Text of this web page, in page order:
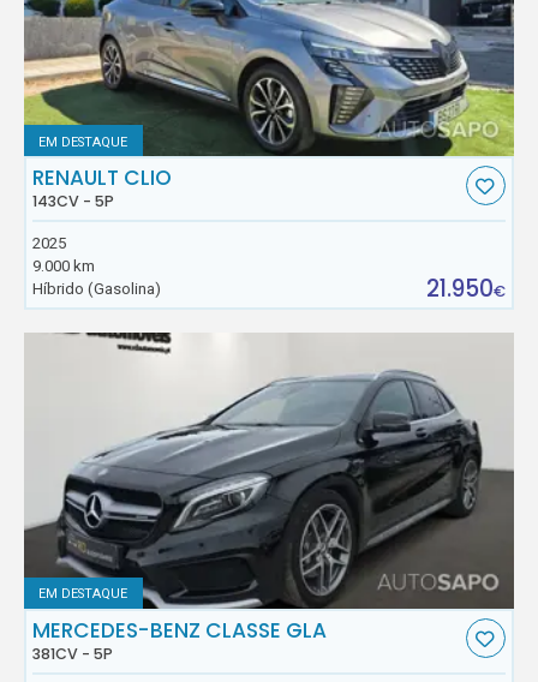
EM DESTAQUE
RENAULT CLIO
143CV - 5P
2025
9.000 km
Híbrido (Gasolina)
21.950€
EM DESTAQUE
MERCEDES-BENZ CLASSE GLA
381CV - 5P